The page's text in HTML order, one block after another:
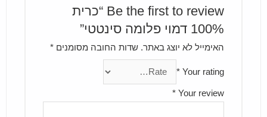
Be the first to review “כרית
100% דמוי פלומה סינטטי”
האימייל לא יוצג באתר. שדות החובה מסומנים*
Your rating
*
Your review
*